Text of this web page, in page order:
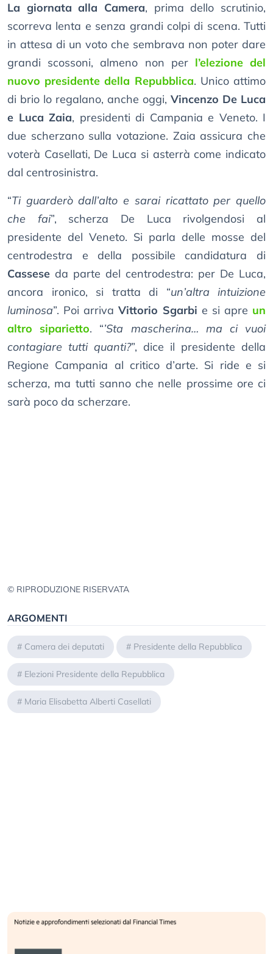
La giornata alla Camera, prima dello scrutinio,
scorreva lenta e senza grandi colpi di scena. Tutti
in attesa di un voto che sembrava non poter dare
grandi scossoni, almeno non per l’elezione del
nuovo presidente della Repubblica. Unico attimo
di brio lo regalano, anche oggi, Vincenzo De Luca
e Luca Zaia, presidenti di Campania e Veneto. I
due scherzano sulla votazione. Zaia assicura che
voterà Casellati, De Luca si asterrà come indicato
dal centrosinistra.
“Ti guarderò dall’alto e sarai ricattato per quello
che fai”, scherza De Luca rivolgendosi al
presidente del Veneto. Si parla delle mosse del
centrodestra e della possibile candidatura di
Cassese da parte del centrodestra: per De Luca,
ancora ironico, si tratta di “un’altra intuizione
luminosa”. Poi arrivaVittorio Sgarbi e si apre un
altro siparietto. “’Sta mascherina… ma ci vuoi
contagiare tutti quanti?”, dice il presidente della
Regione Campania al critico d’arte. Si ride e si
scherza, ma tutti sanno che nelle prossime ore ci
sarà poco da scherzare.
© RIPRODUZIONE RISERVATA
ARGOMENTI
# Camera dei deputati # Presidente della Repubblica
# Elezioni Presidente della Repubblica
# Maria Elisabetta Alberti Casellati